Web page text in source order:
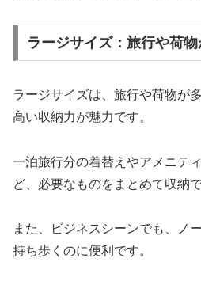
ラージサイズ：旅行や荷
ラージサイズは、旅行や荷物が
高い収納力が魅力です。
一泊旅行分の着替えやアメニテ
ど、必要なものをまとめて収納で
また、ビジネスシーンでも、ノ
持ち歩くのに便利です。